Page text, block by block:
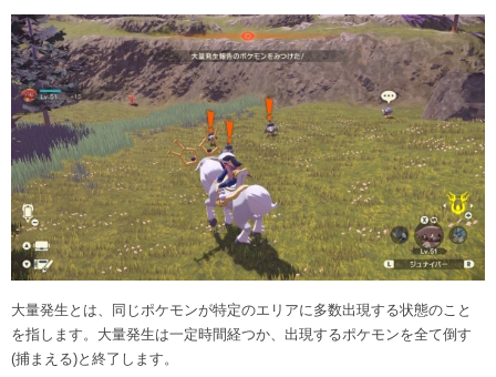
大量発生とは、同じポケモンが特定のエリアに多数出現する状態のこと
を指します。大量発生は一定時間経つか、出現するポケモンを全て倒す
(捕まえる)と終了します。